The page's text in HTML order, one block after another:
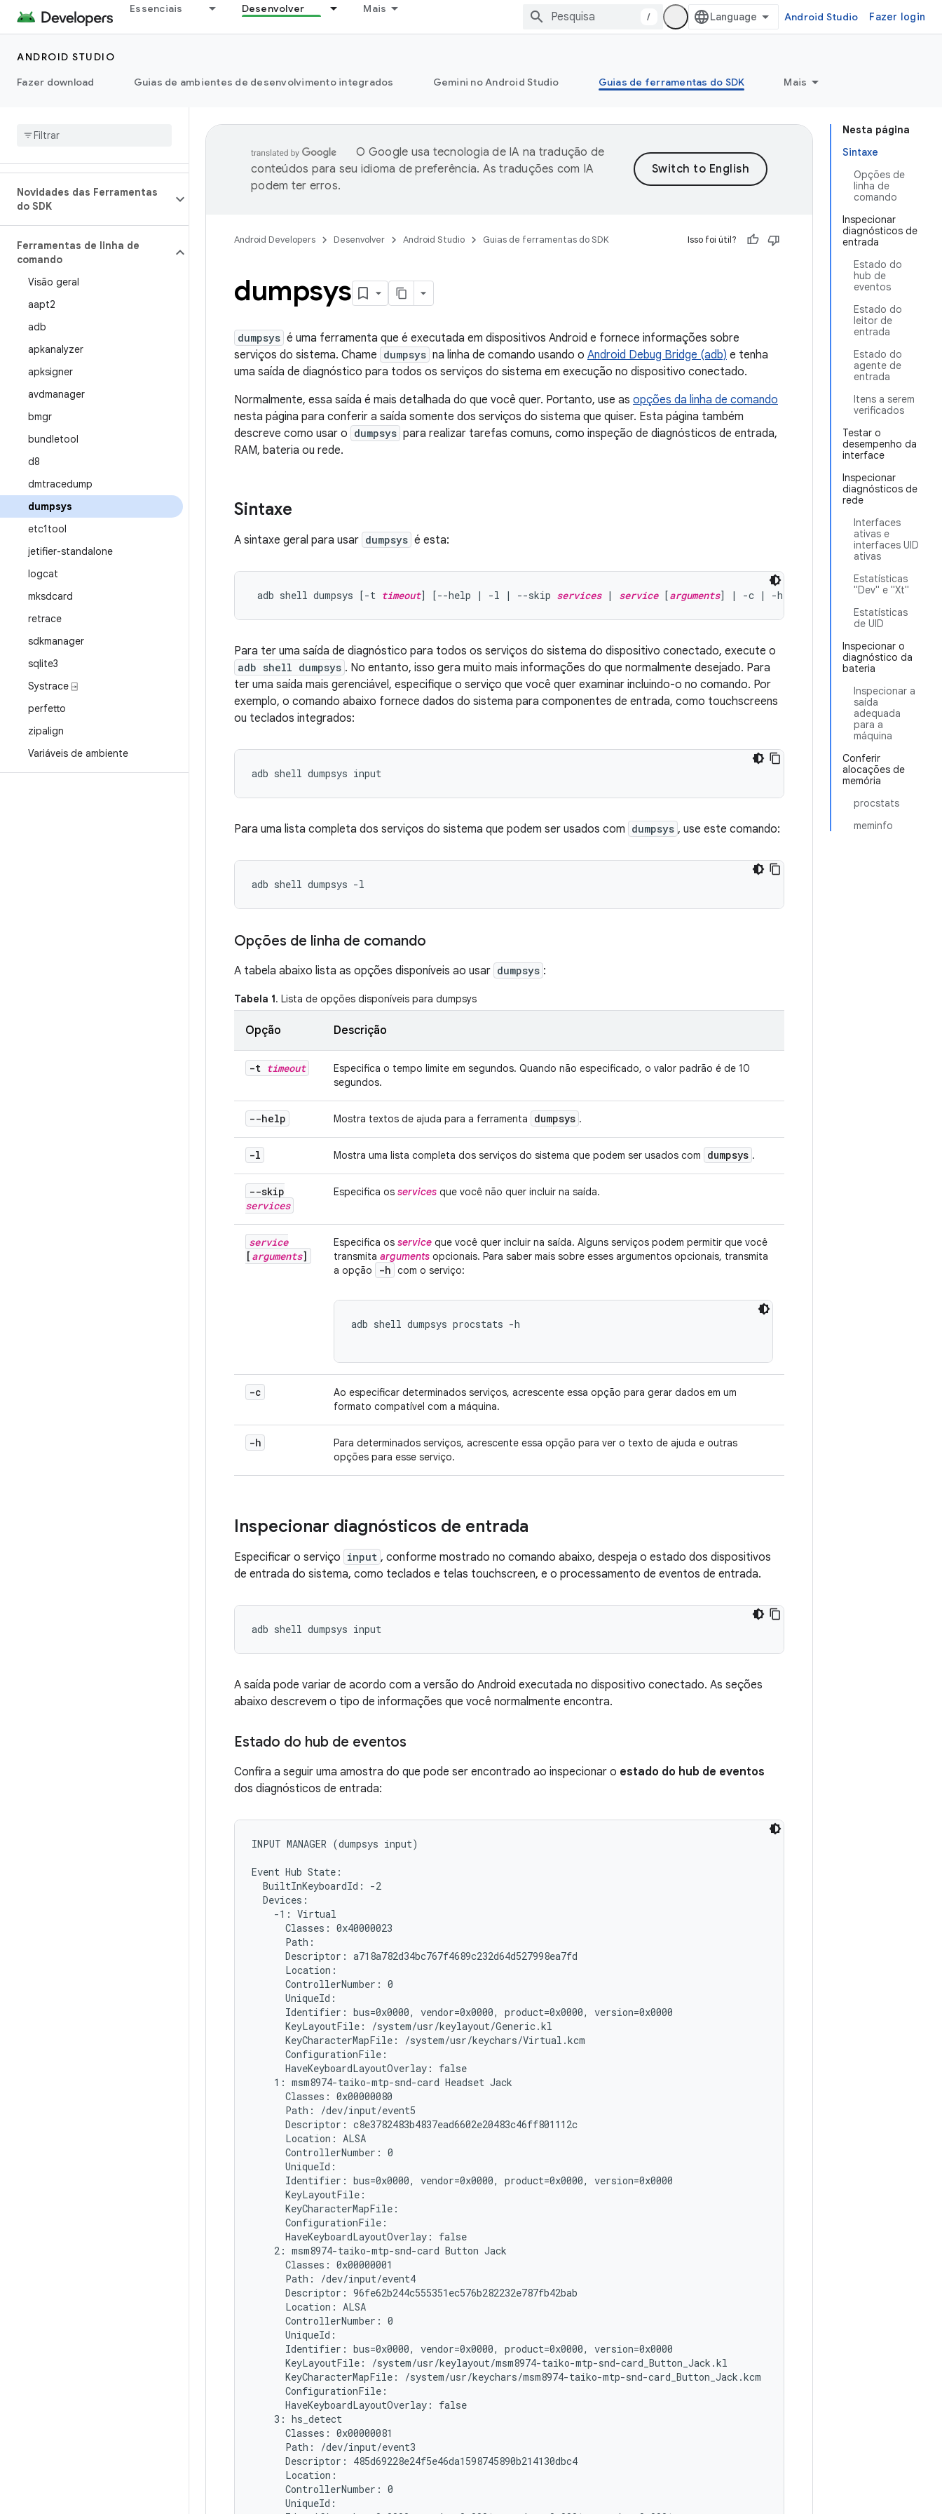
Essenciais Desenvolver Mais
/ Android Studio Fazer login
ANDROID STUDIO
Fazer download
Guias de ambientes de desenvolvimento integrados Gemini no Android Studio Guias de ferramentas do SDK Mais
Novidades das Ferramentas
do SDK
Ferramentas de linha de
comando
Visão geral
aapt2
adb
apkanalyzer
apksigner
avdmanager
bmgr
bundletool
d8
dmtracedump
dumpsys
etc1tool
jetifier-standalone
logcat
mksdcard
retrace
sdkmanager
sqlite3
Systrace ⍈
perfetto
zipalign
Variáveis de ambiente
Nesta página
Sintaxe
Opções de
linha de
comando
Inspecionar
diagnósticos de
entrada
Estado do
hub de
eventos
Estado do
leitor de
entrada
Estado do
agente de
entrada
Itens a serem
verificados
Testar o
desempenho da
interface
Inspecionar
diagnósticos de
rede
Interfaces
ativas e
interfaces UID
ativas
Estatísticas
"Dev" e "Xt"
Estatísticas
de UID
Inspecionar o
diagnóstico da
bateria
Inspecionar a
saída
adequada
para a
máquina
Conferir
alocações de
memória
procstats
meminfo
O Google usa tecnologia de IA na tradução de
conteúdos para seu idioma de preferência. As traduções com IA
podem ter erros.
Android Developers Desenvolver Android Studio Guias de ferramentas do SDK Isso foi útil?
dumpsys
dumpsys é uma ferramenta que é executada em dispositivos Android e fornece informações sobre
serviços do sistema. Chame dumpsys na linha de comando usando o Android Debug Bridge (adb) e tenha
uma saída de diagnóstico para todos os serviços do sistema em execução no dispositivo conectado.
Normalmente, essa saída é mais detalhada do que você quer. Portanto, use as opções da linha de comando
nesta página para conferir a saída somente dos serviços do sistema que quiser. Esta página também
descreve como usar o dumpsys para realizar tarefas comuns, como inspeção de diagnósticos de entrada,
RAM, bateria ou rede.
Sintaxe
A sintaxe geral para usar dumpsys é esta:
adb shell dumpsys [-t timeout] [--help | -l | --skip services | service [arguments
Para ter uma saída de diagnóstico para todos os serviços do sistema do dispositivo conectado, execute o
adb shell dumpsys . No entanto, isso gera muito mais informações do que normalmente desejado. Para
ter uma saída mais gerenciável, especifique o serviço que você quer examinar incluindo-o no comando. Por
exemplo, o comando abaixo fornece dados do sistema para componentes de entrada, como touchscreens
ou teclados integrados:
Para uma lista completa dos serviços do sistema que podem ser usados com dumpsys , use este comando:
Opções de linha de comando
A tabela abaixo lista as opções disponíveis ao usar dumpsys :
Tabela 1. Lista de opções disponíveis para dumpsys
Opção Descrição
-t timeout
Especifica o tempo limite em segundos. Quando não especificado, o valor padrão é de 10
segundos.
--help Mostra textos de ajuda para a ferramenta dumpsys .
-l Mostra uma lista completa dos serviços do sistema que podem ser usados com dumpsys .
--skip
services
Especifica os services que você não quer incluir na saída.
service
[ arguments]
Especifica os service que você quer incluir na saída. Alguns serviços podem permitir que você
transmita arguments opcionais. Para saber mais sobre esses argumentos opcionais, transmita
a opção
-h com o serviço:
adb shell dumpsys procstats -h
-c
Ao especificar determinados serviços, acrescente essa opção para gerar dados em um
formato compatível com a máquina.
-h
Para determinados serviços, acrescente essa opção para ver o texto de ajuda e outras
opções para esse serviço.
Inspecionar diagnósticos de entrada
Especificar o serviço input , conforme mostrado no comando abaixo, despeja o estado dos dispositivos
de entrada do sistema, como teclados e telas touchscreen, e o processamento de eventos de entrada.
A saída pode variar de acordo com a versão do Android executada no dispositivo conectado. As seções
abaixo descrevem o tipo de informações que você normalmente encontra.
Estado do hub de eventos
Confira a seguir uma amostra do que pode ser encontrado ao inspecionar o estado do hub de eventos
dos diagnósticos de entrada:
INPUT MANAGER (dumpsys input)
Event Hub State:
  BuiltInKeyboardId: -2
  Devices:
    -1: Virtual
      Classes: 0x40000023
      Path:
      Descriptor: a718a782d34bc767f4689c232d64d527998ea7fd
      Location:
      ControllerNumber: 0
      UniqueId:
      Identifier: bus=0x0000, vendor=0x0000, product=0x0000, version=0x0000
      KeyLayoutFile: /system/usr/keylayout/Generic.kl
      KeyCharacterMapFile: /system/usr/keychars/Virtual.kcm
      ConfigurationFile:
      HaveKeyboardLayoutOverlay: false
    1: msm8974-taiko-mtp-snd-card Headset Jack
      Classes: 0x00000080
      Path: /dev/input/event5
      Descriptor: c8e3782483b4837ead6602e20483c46ff801112c
      Location: ALSA
      ControllerNumber: 0
      UniqueId:
      Identifier: bus=0x0000, vendor=0x0000, product=0x0000, version=0x0000
      KeyLayoutFile:
      KeyCharacterMapFile:
      ConfigurationFile:
      HaveKeyboardLayoutOverlay: false
    2: msm8974-taiko-mtp-snd-card Button Jack
      Classes: 0x00000001
      Path: /dev/input/event4
      Descriptor: 96fe62b244c555351ec576b282232e787fb42bab
      Location: ALSA
      ControllerNumber: 0
      UniqueId:
      Identifier: bus=0x0000, vendor=0x0000, product=0x0000, version=0x0000
      KeyLayoutFile: /system/usr/keylayout/msm8974-taiko-mtp-snd-card_Button_Jack.kl
      KeyCharacterMapFile: /system/usr/keychars/msm8974-taiko-mtp-snd-card_Button_Jack.kcm
      ConfigurationFile:
      HaveKeyboardLayoutOverlay: false
    3: hs_detect
      Classes: 0x00000081
      Path: /dev/input/event3
      Descriptor: 485d69228e24f5e46da1598745890b214130dbc4
      Location:
      ControllerNumber: 0
      UniqueId: